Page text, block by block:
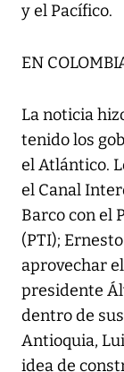
y el Pacífico.
EN
La noticia
tenido los
el Atlántico.
el Canal
Barco con el
(PTI);
aprovechar
presidente
dentro de
Antioquia,
idea de